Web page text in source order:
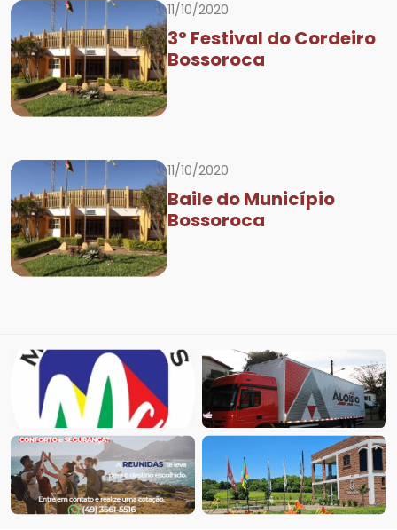
11/10/2020
3° Festival do Cordeiro
Bossoroca
11/10/2020
Baile do Município
Bossoroca